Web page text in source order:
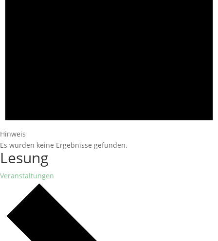
Hinweis
Es wurden keine Ergebnisse gefunden.
Lesung
Veranstaltungen